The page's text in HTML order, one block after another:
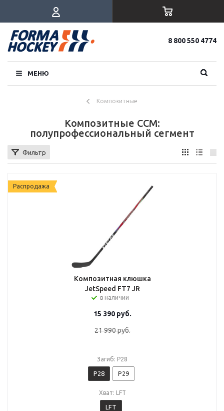
8 800 550 4774
МЕНЮ
Композитные
Композитные CCM:
полупрофессиональный сегмент
Фильтр
Распродажа
Композитная клюшка
JetSpeed FT7 JR
в наличии
15 390руб.
21 990руб.
Загиб: P28
P28 P29
Хват: LFT
LFT